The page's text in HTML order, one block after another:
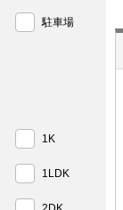
駐車場
1K
1LDK